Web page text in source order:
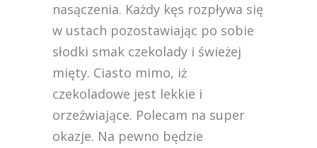
nasączenia. Każdy kęs rozpływa się
w ustach pozostawiając po sobie
słodki smak czekolady i świeżej
mięty. Ciasto mimo, iż
czekoladowe jest lekkie i
orzeźwiające. Polecam na super
okazje. Na pewno będzie